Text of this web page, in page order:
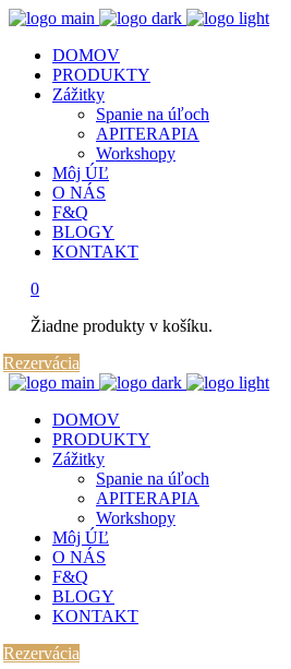
DOMOV
PRODUKTY
Zážitky
Spanie na úľoch
APITERAPIA
Workshopy
Môj ÚĽ
O NÁS
F&Q
BLOGY
KONTAKT
0
Žiadne produkty v košíku.
Rezervácia
DOMOV
PRODUKTY
Zážitky
Spanie na úľoch
APITERAPIA
Workshopy
Môj ÚĽ
O NÁS
F&Q
BLOGY
KONTAKT
Rezervácia